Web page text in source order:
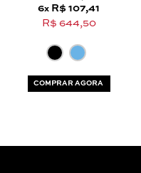
6x R$ 107,41
R$ 644,50
COMPRAR AGORA